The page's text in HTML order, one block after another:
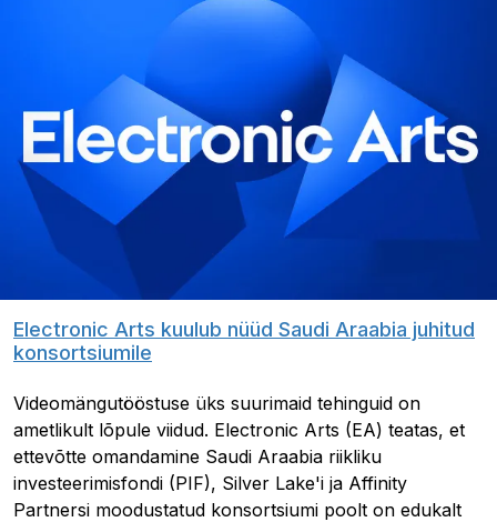
Electronic Arts kuulub nüüd Saudi Araabia juhitud
konsortsiumile
Videomängutööstuse üks suurimaid tehinguid on
ametlikult lõpule viidud. Electronic Arts (EA) teatas, et
ettevõtte omandamine Saudi Araabia riikliku
investeerimisfondi (PIF), Silver Lake'i ja Affinity
Partnersi moodustatud konsortsiumi poolt on edukalt